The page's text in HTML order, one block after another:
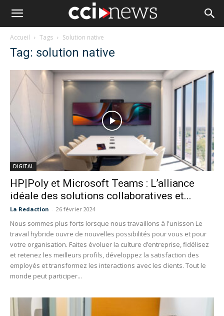
Accueil Tags Solution native
Tag: solution native
DIGITAL
HP|Poly et Microsoft Teams : L’alliance
idéale des solutions collaboratives et...
La Redaction - 26 février 2024
Nous sommes plus forts lorsque nous travaillons à l'unisson Le
travail hybride ouvre de nouvelles possibilités pour vous et pour
votre organisation. Faites évoluer la culture d’entreprise, fidélisez
et retenez les meilleurs profils, développez la satisfaction des
employés et transformez les interactions avec les clients. Tout le
monde peut participer...